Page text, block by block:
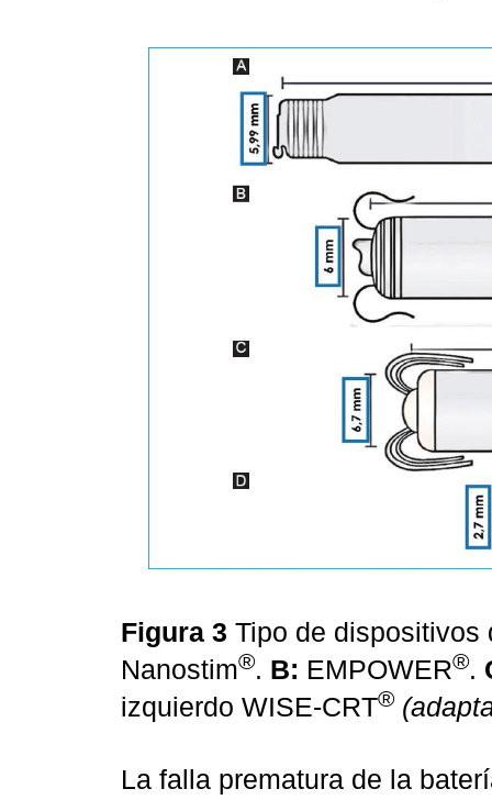
Figura 3 Tipo de
Nanostim®. B: EMPOWER®.
izquierdo WISE-CRT®
La falla prematura de la